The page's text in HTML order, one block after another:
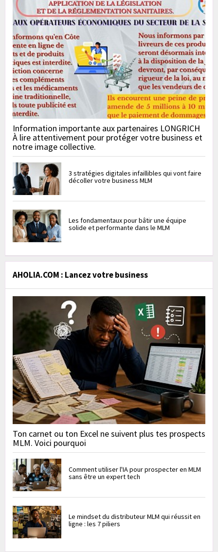
Information importante aux partenaires LONGRICH
À lire attentivement pour protéger votre business et
notre image collective.
3 stratégies digitales infaillibles qui vont faire
décoller votre business MLM
Les fondamentaux pour bâtir une équipe
solide et performante dans le MLM
AHOLIA.COM : Lancez votre business
Ton carnet ou ton Excel ne suivent plus tes prospects
MLM. Voici pourquoi
Comment utiliser l'IA pour prospecter en MLM
sans être un expert tech
Le mindset du distributeur MLM qui réussit en
ligne : les 7 piliers